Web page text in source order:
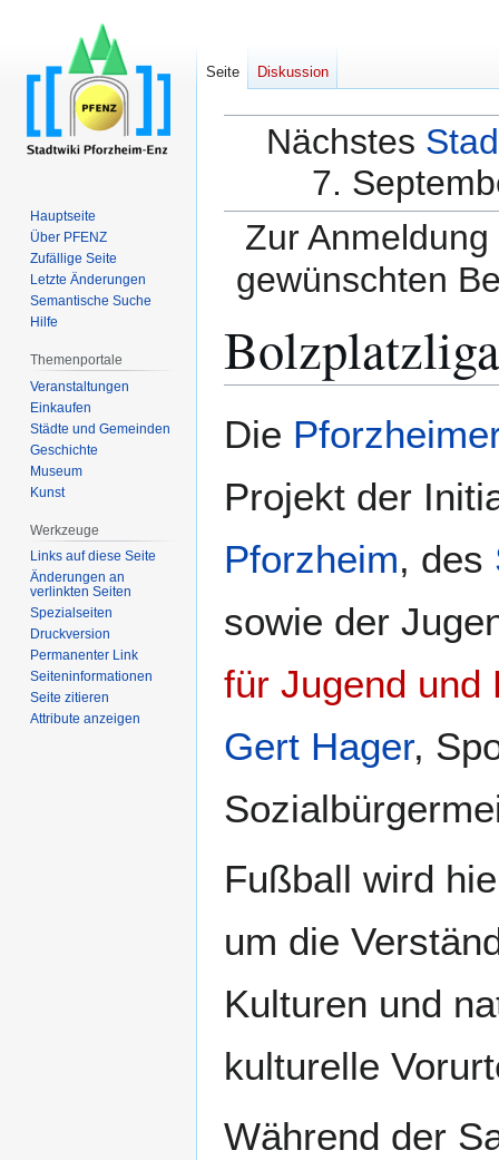
Nächstes
7.
Zur
gewünschten
Bolzplatzliga
Navigation
Suche
Die
Projekt der
Pforzheim, des
sowie der
für Jugend und
Gert Hager,
Fußball wird
um die
Kulturen und
kulturelle
Während der
Seite Diskussion
Hauptseite
Über PFENZ
Zufällige Seite
Letzte Änderungen
Semantische Suche
Hilfe
Themenportale
Veranstaltungen
Einkaufen
Städte und Gemeinden
Geschichte
Museum
Kunst
Werkzeuge
Links auf diese Seite
Änderungen an
verlinkten Seiten
Spezialseiten
Druckversion
Permanenter Link
Seiten­­informationen
Seite zitieren
Attribute anzeigen